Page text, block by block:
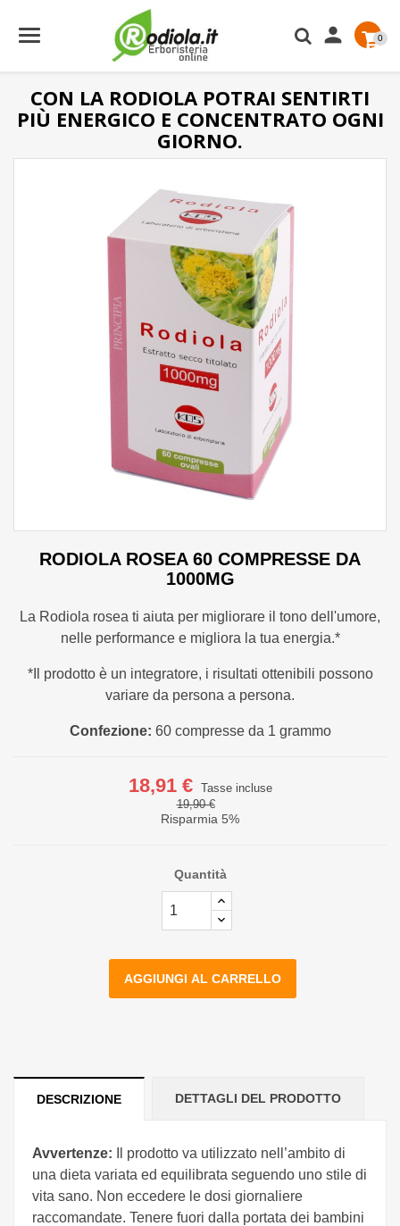
 0
CON LA RODIOLA POTRAI SENTIRTI
PIÙ ENERGICO E CONCENTRATO OGNI
GIORNO.
RODIOLA ROSEA 60 COMPRESSE DA
1000MG
La Rodiola rosea ti aiuta per migliorare il tono dell'umore,
nelle performance e migliora la tua energia.*
*Il prodotto è un integratore, i risultati ottenibili possono
variare da persona a persona.
Confezione: 60 compresse da 1 grammo
18,91 €
Tasse incluse
19,90 €
Risparmia 5%
Quantità
AGGIUNGI AL CARRELLO
DESCRIZIONE DETTAGLI DEL PRODOTTO
Avvertenze: Il prodotto va utilizzato nell’ambito di
una dieta variata ed equilibrata seguendo uno stile di
vita sano. Non eccedere le dosi giornaliere
raccomandate. Tenere fuori dalla portata dei bambini